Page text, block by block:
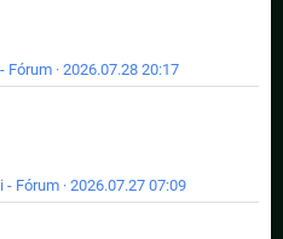
· 2026.07.28 20:17
Fórum · 2026.07.27 07:09